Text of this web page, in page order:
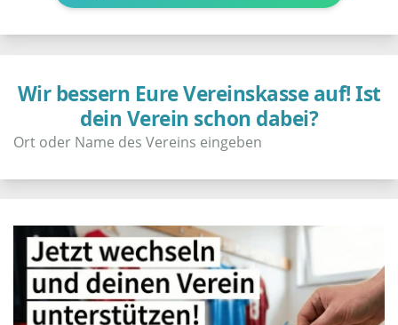
Wir bessern Eure Vereinskasse auf! Ist
dein Verein schon dabei?